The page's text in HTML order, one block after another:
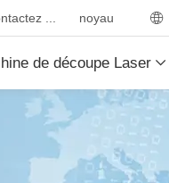
... noyau
de découpe Laser